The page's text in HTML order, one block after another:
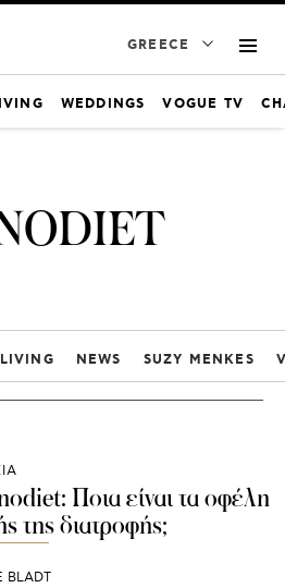
GREECE
WEDDINGS VOGUE TV
LIVING NEWS SUZY MENKES
Ποια είναι τα οφέλη
της διατροφής;
BLADT